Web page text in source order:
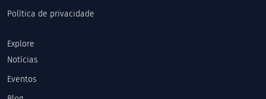
Política de privacidade
Explore
Notícias
Eventos